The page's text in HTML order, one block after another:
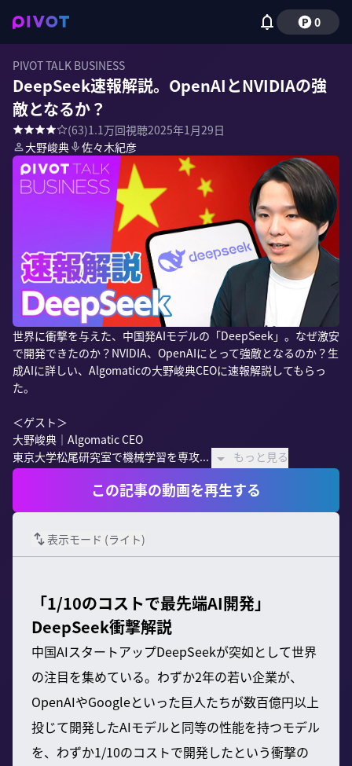
0
PIVOT TALK BUSINESS
DeepSeek速報解説。OpenAIとNVIDIAの強
敵となるか？
(63)1.1万回視聴2025年1月29日
大野峻典
佐々木紀彦
世界に衝撃を与えた、中国発AIモデルの「DeepSeek」。なぜ激安
で開発できたのか？NVIDIA、OpenAIにとって強敵となるのか？生
成AIに詳しい、Algomaticの大野峻典CEOに速報解説してもらっ
た。
＜ゲスト＞
大野峻典｜Algomatic CEO
東京大学松尾研究室で機械学習を専攻...
もっと見る
この記事の動画を再生する
表示モード (ライト)
「1/10のコストで最先端AI開発」
DeepSeek衝撃解説
中国AIスタートアップDeepSeekが突如として世界
の注目を集めている。わずか2年の若い企業が、
OpenAIやGoogleといった巨人たちが数百億円以上
投じて開発したAIモデルと同等の性能を持つモデル
を、わずか1/10のコストで開発したという衝撃の